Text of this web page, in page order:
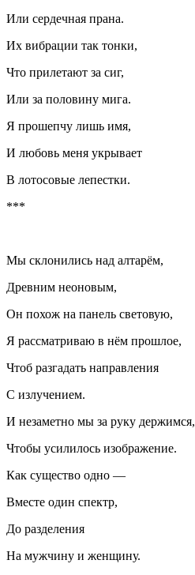
Или сердечная прана.
Их вибрации так тонки,
Что прилетают за сиг,
Или за половину мига.
Я прошепчу лишь имя,
И любовь меня укрывает
В лотосовые лепестки.
***
Мы склонились над алтарём,
Древним неоновым,
Он похож на панель световую,
Я рассматриваю в нём прошлое,
Чтоб разгадать направления
С излучением.
И незаметно мы за руку держимся,
Чтобы усилилось изображение.
Как существо одно —
Вместе один спектр,
До разделения
На мужчину и женщину.